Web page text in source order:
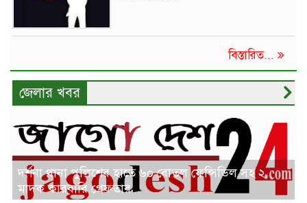
বিস্তারিত...
জেলার খবর
দর্শনা থানা পুলিশের হাতে ৬০ বোতল ফেন্সিডিল সহ ২
মাদক কারবারি গ্রেফতার